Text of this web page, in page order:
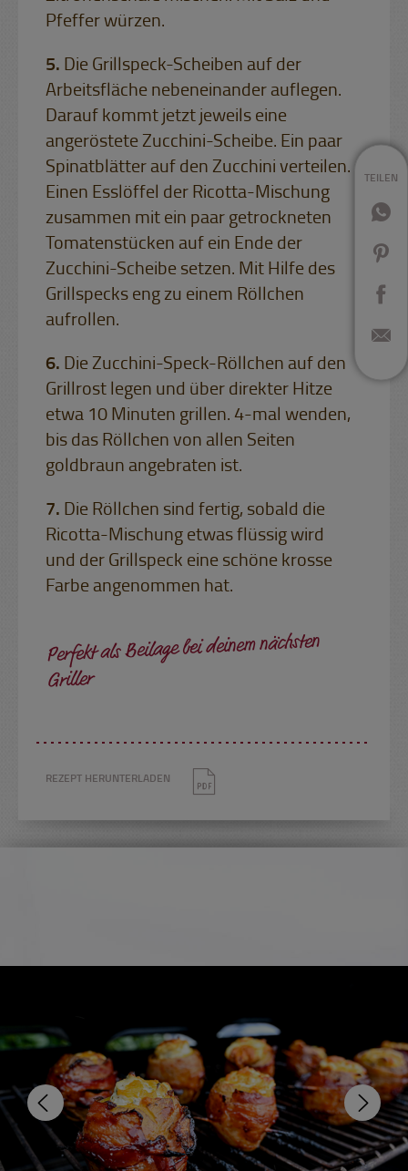
TEILEN
Pfeffer würzen.
Die Grillspeck-Scheiben auf der
Arbeitsfläche nebeneinander auflegen.
Darauf kommt jetzt jeweils eine
angeröstete Zucchini-Scheibe. Ein paar
Spinatblätter auf den Zucchini verteilen.
Einen Esslöffel der Ricotta-Mischung
zusammen mit ein paar getrockneten
Tomatenstücken auf ein Ende der
Zucchini-Scheibe setzen. Mit Hilfe des
Grillspecks eng zu einem Röllchen
aufrollen.
Die Zucchini-Speck-Röllchen auf den
Grillrost legen und über direkter Hitze
etwa 10 Minuten grillen. 4-mal wenden,
bis das Röllchen von allen Seiten
goldbraun angebraten ist.
Die Röllchen sind fertig, sobald die
Ricotta-Mischung etwas flüssig wird
und der Grillspeck eine schöne krosse
Farbe angenommen hat.
Perfekt als Beilage bei deinem nächsten
Griller
REZEPT HERUNTERLADEN